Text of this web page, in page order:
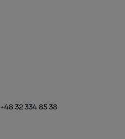
+48 32 334 85 38